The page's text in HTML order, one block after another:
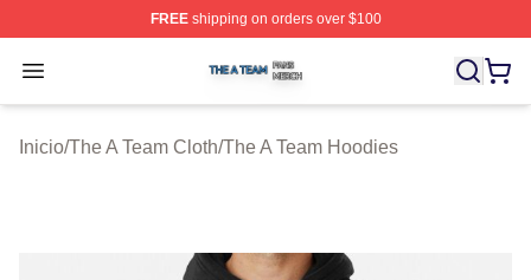
FREEshipping on orders over $100
Open menu
The A Team Shop ⚡️ Officially Licensed The A Team
Inicio/The A Team Cloth/The A Team Hoodies